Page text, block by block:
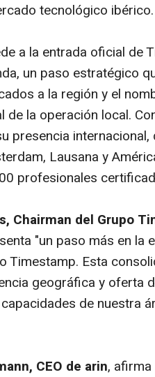
tecnológico ibérico.
a la entrada oficial de
un paso estratégico
a la región y el
de la operación local.
presencia internacional,
Lausana y
profesionales
Chairman del Grupo
"un paso más en la
Timestamp. Esta
geográfica y oferta
de nuestra
CEO de arin,